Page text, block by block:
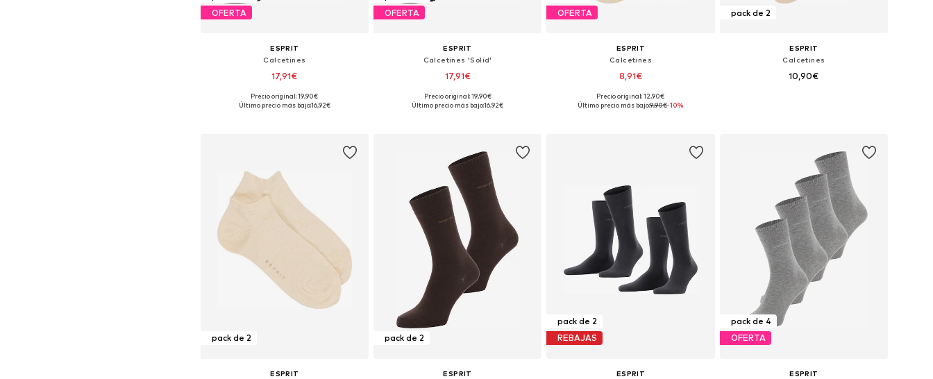
OFERTA
ESPRIT
Calcetines
17,91€
Tallas disponibles: 40-46
Precio original: 19,90€
Último precio más bajo:16,92€
OFERTA
ESPRIT
Calcetines 'Solid'
17,91€
Tallas disponibles: 40-46
Precio original: 19,90€
Último precio más bajo:16,92€
OFERTA
ESPRIT
Calcetines
8,91€
Tallas disponibles: 39-42, 43-46, 47-50
Precio original: 12,90€
Último precio más bajo:9,90€-10%
pack de 2
ESPRIT
Calcetines
10,90€
pack de 2
ESPRIT
pack de 2
ESPRIT
pack de 2
REBAJAS
ESPRIT
pack de 4
OFERTA
ESPRIT